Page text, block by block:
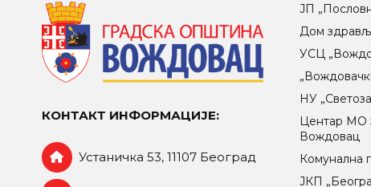
КОНТАКТ ИНФОРМАЦИЈЕ:
Устаничка 53, 11107 Београд
ЈП
Дом
УСЦ
НУ
Центар МO
Вождовац
Комунална
ЈКП